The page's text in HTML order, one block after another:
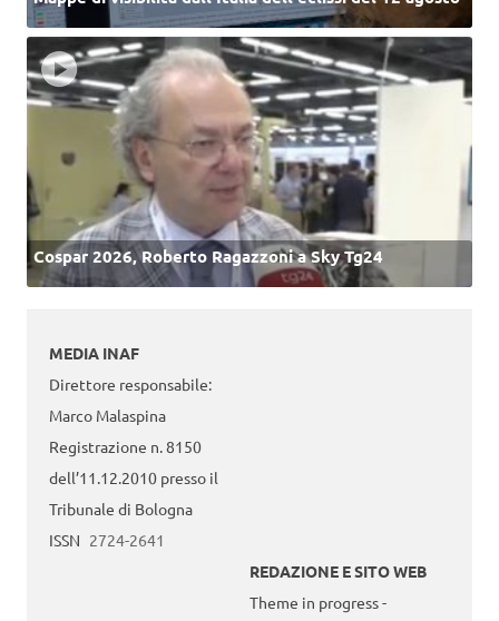
Cospar 2026, Roberto Ragazzoni a Sky Tg24
MEDIA INAF
Direttore responsabile:
Marco Malaspina
Registrazione n. 8150
dell’11.12.2010 presso il
Tribunale di Bologna
ISSN 2724-2641
REDAZIONE E SITO WEB
Theme in progress -